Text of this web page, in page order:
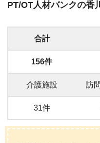
PT/OT人材バンクの香
合計
156件
介護施設 訪
31件